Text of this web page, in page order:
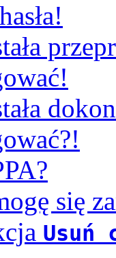
się
Usuń